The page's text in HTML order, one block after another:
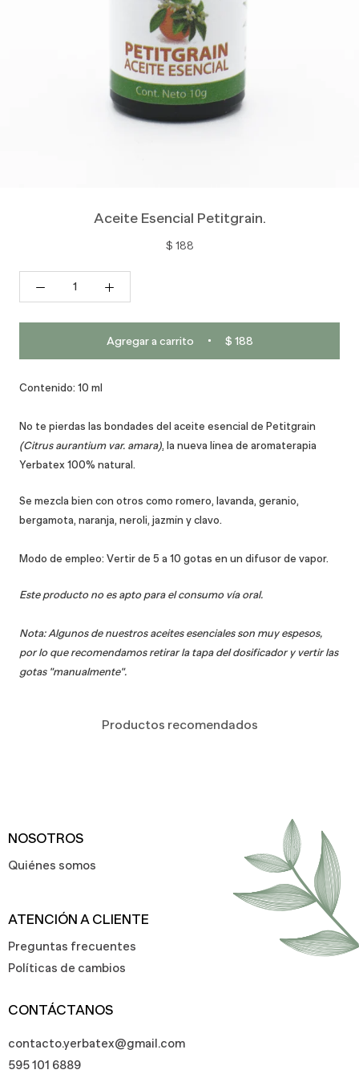
Aceite Esencial Petitgrain.
$ 188
Agregar a carrito $ 188
Contenido: 10 ml
No te pierdas las bondades del aceite esencial de Petitgrain
(Citrus aurantium var. amara), la nueva línea de aromaterapia
Yerbatex 100% natural.
Se mezcla bien con otros como romero, lavanda, geranio,
bergamota, naranja, neroli, jazmín y clavo.
Modo de empleo: Vertir de 5 a 10 gotas en un difusor de vapor.
Este producto no es apto para el consumo vía oral.
Nota: Algunos de nuestros aceites esenciales son muy espesos,
por lo que recomendamos retirar la tapa del dosificador y vertir las
gotas "manualmente".
Productos recomendados
NOSOTROS
Quiénes somos
ATENCIÓN A CLIENTE
Preguntas frecuentes
Políticas de cambios
CONTÁCTANOS
contacto.yerbatex@gmail.com
595 101 6889